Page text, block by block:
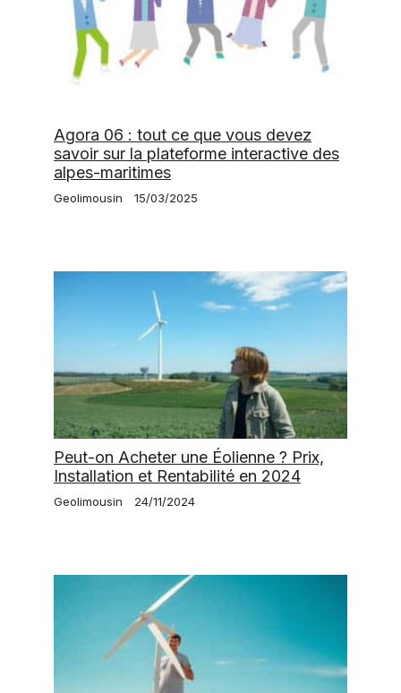
Agora 06 : tout ce que vous devez
savoir sur la plateforme interactive des
alpes-maritimes
Geolimousin 15/03/2025
Peut-on Acheter une Éolienne ? Prix,
Installation et Rentabilité en 2024
Geolimousin 24/11/2024